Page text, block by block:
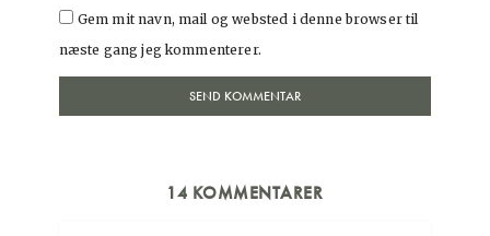
Gem mit navn, mail og websted i denne browser til
næste gang jeg kommenterer.
14 KOMMENTARER